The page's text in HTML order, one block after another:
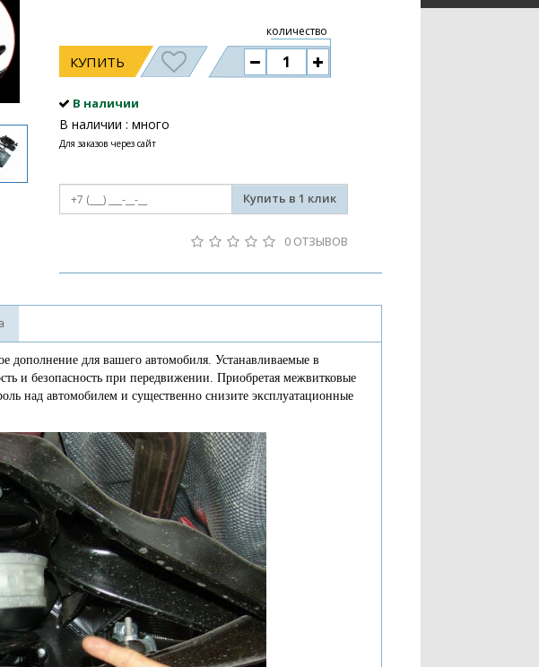
КУПИТЬ
количество
В наличии
В наличии : много
Для заказов через сайт
Купить в 1 клик
0 ОТЗЫВОВ
дополнение для вашего автомобиля. Устанавливаемые в
и безопасность при передвижении. Приобретая межвитковые
над автомобилем и существенно снизите эксплуатационные